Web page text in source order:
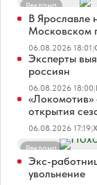
Реклама
В Ярославле
Московском
06.08.2026 18:01|
Эксперты
россиян
06.08.2026 18:00|
открытия
06.08.2026 17:19|
Реклама
Экс-
увольнение